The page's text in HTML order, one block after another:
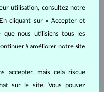
utilisation, consultez notre
cliquant sur « Accepter et
que nous utilisions tous les
à améliorer notre site
accepter, mais cela risque
sur le site. Vous pouvez